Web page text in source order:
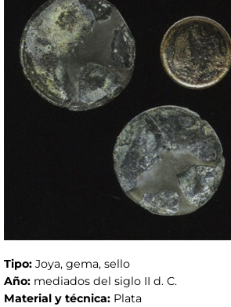
Tipo: Joya, gema, sello
Año: mediados del siglo II d. C.
Material y técnica: Plata